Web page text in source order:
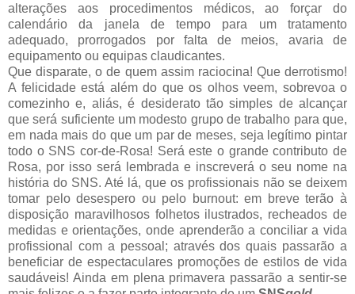
alterações aos procedimentos médicos, ao forçar do
calendário da janela de tempo para um tratamento
adequado, prorrogados por falta de meios, avaria de
equipamento ou equipas claudicantes.
Que disparate, o de quem assim raciocina! Que derrotismo!
A felicidade está além do que os olhos veem, sobrevoa o
comezinho e, aliás, é desiderato tão simples de alcançar
que será suficiente um modesto grupo de trabalho para que,
em nada mais do que um par de meses, seja legítimo pintar
todo o SNS cor-de-Rosa! Será este o grande contributo de
Rosa, por isso será lembrada e inscreverá o seu nome na
história do SNS. Até lá, que os profissionais não se deixem
tomar pelo desespero ou pelo burnout: em breve terão à
disposição maravilhosos folhetos ilustrados, recheados de
medidas e orientações, onde aprenderão a conciliar a vida
profissional com a pessoal; através dos quais passarão a
beneficiar de espectaculares promoções de estilos de vida
saudáveis! Ainda em plena primavera passarão a sentir-se